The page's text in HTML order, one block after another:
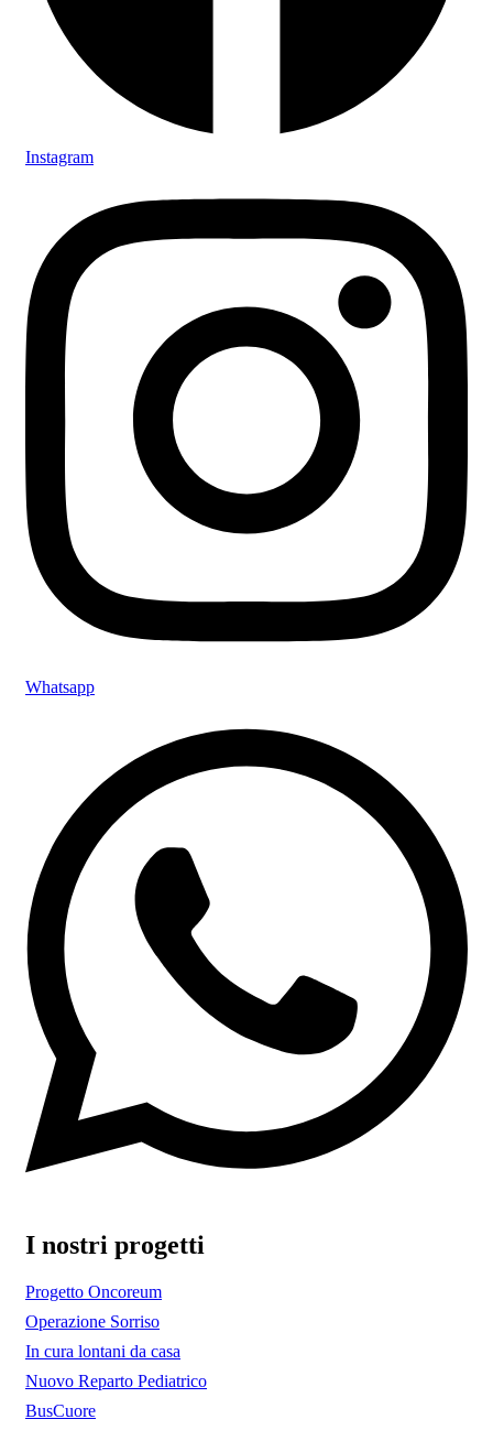
Instagram
Whatsapp
I nostri progetti
Progetto Oncoreum
Operazione Sorriso
In cura lontani da casa
Nuovo Reparto Pediatrico
BusCuore